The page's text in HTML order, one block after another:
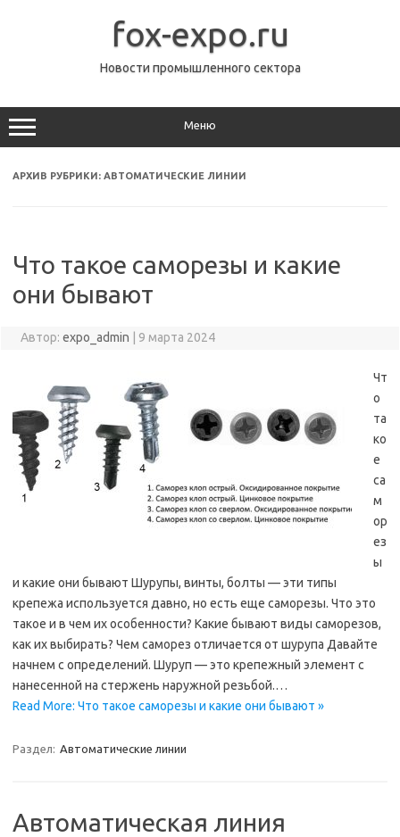
fox-expo.ru
Новости промышленного сектора
Меню
АРХИВ РУБРИКИ: АВТОМАТИЧЕСКИЕ ЛИНИИ
Что такое саморезы и какие
они бывают
Автор: expo_admin 9 марта 2024
Чт
о
та
ко
е
са
м
ор
ез
ы
и какие они бывают Шурупы, винты, болты — эти типы
крепежа используется давно, но есть еще саморезы. Что это
такое и в чем их особенности? Какие бывают виды саморезов,
как их выбирать? Чем саморез отличается от шурупа Давайте
начнем с определений. Шуруп — это крепежный элемент с
нанесенной на стержень наружной резьбой.…
Read More: Что такое саморезы и какие они бывают »
Раздел: Автоматические линии
Автоматическая линия